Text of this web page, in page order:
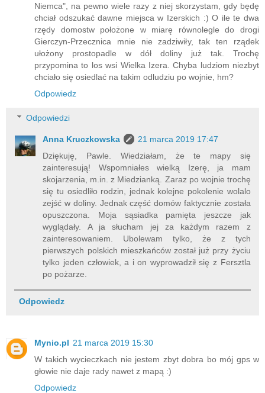
Niemca", na pewno wiele razy z niej skorzystam, gdy będę
chciał odszukać dawne miejsca w Izerskich :) O ile te dwa
rzędy domostw położone w miarę równolegle do drogi
Gierczyn-Przecznica mnie nie zadziwiły, tak ten rządek
ułożony prostopadle w dół doliny już tak. Trochę
przypomina to los wsi Wielka Izera. Chyba ludziom niezbyt
chciało się osiedlać na takim odludziu po wojnie, hm?
Odpowiedz
Odpowiedzi
Anna Kruczkowska
21 marca 2019 17:47
Dziękuję, Pawle. Wiedziałam, że te mapy się
zainteresują! Wspomniałes wielką Izerę, ja mam
skojarzenia, m.in. z Miedzianką. Zaraz po wojnie trochę
się tu osiedliło rodzin, jednak kolejne pokolenie wolalo
zejść w doliny. Jednak część domów faktycznie została
opuszczona. Moja sąsiadka pamięta jeszcze jak
wyglądały. A ja słucham jej za każdym razem z
zainteresowaniem. Ubolewam tylko, że z tych
pierwszych polskich mieszkańców został już przy życiu
tylko jeden człowiek, a i on wyprowadził się z Fersztla
po pożarze.
Odpowiedz
Mynio.pl 21 marca 2019 15:30
W takich wycieczkach nie jestem zbyt dobra bo mój gps w
głowie nie daje rady nawet z mapą :)
Odpowiedz